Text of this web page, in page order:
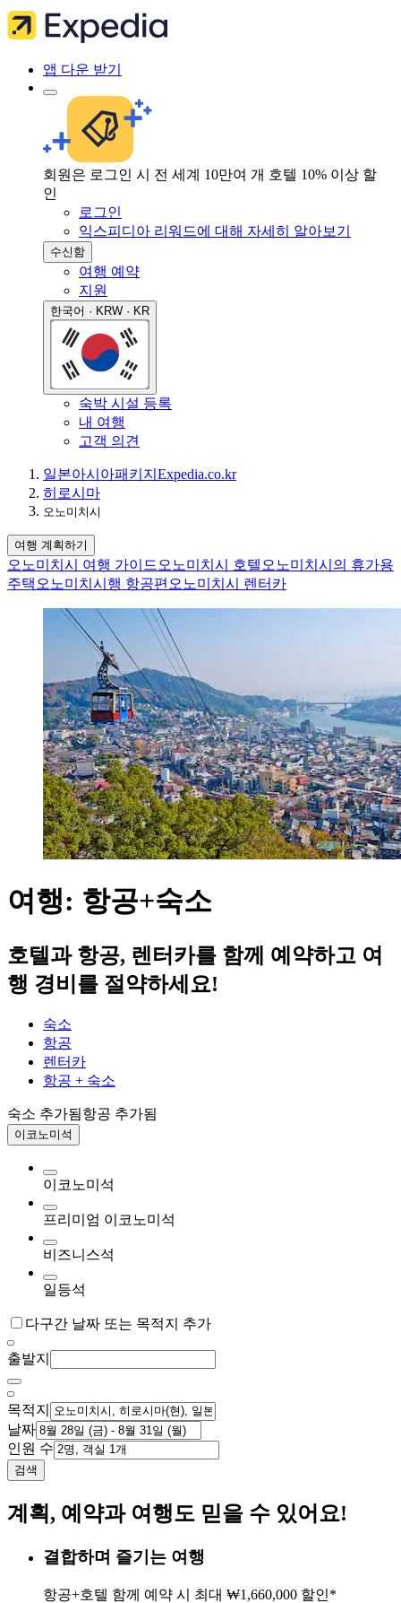
앱 다운 받기
회원은 로그인 시 전 세계 10만여 개 호텔 10% 이상 할
인
로그인
익스피디아 리워드에 대해 자세히 알아보기
수신함
여행 예약
지원
한국어 · KRW · KR
숙박 시설 등록
내 여행
고객 의견
일본아시아패키지 Expedia.co.kr
히로시마
오노미치시
여행 계획하기
오노미치시 여행 가이드 오노미치시 호텔 오노미치시의 휴가용
주택 오노미치시행 항공편 오노미치시 렌터카
여행: 항공+숙소
호텔과 항공, 렌터카를 함께 예약하고 여
행 경비를 절약하세요!
숙소
항공
렌터카
항공 + 숙소
숙소 추가됨항공 추가됨
이코노미석
이코노미석
프리미엄 이코노미석
비즈니스석
일등석
다구간 날짜 또는 목적지 추가
출발지
목적지
날짜
인원 수
검색
계획, 예약과 여행도 믿을 수 있어요!
결합하며 즐기는 여행
항공+호텔 함께 예약 시 최대 ₩1,660,000 할인*